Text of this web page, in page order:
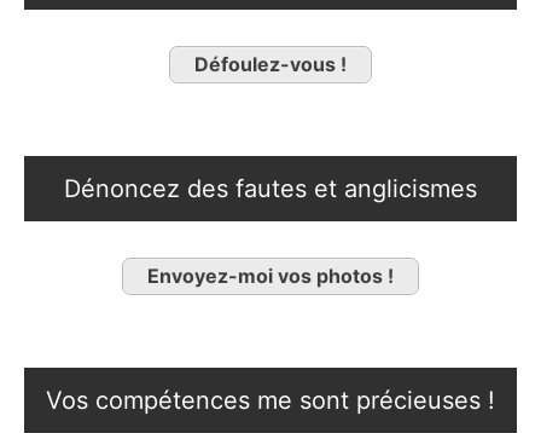
Défoulez-vous !
Dénoncez des fautes et anglicismes
Envoyez-moi vos photos !
Vos compétences me sont précieuses !